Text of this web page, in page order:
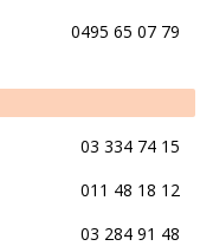
0495 65 07 79
03 334 74 15
011 48 18 12
03 284 91 48